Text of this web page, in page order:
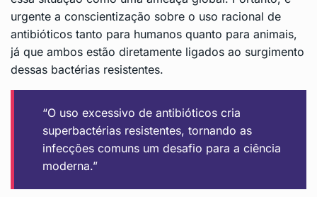
urgente a conscientização sobre o uso racional de
antibióticos tanto para humanos quanto para animais,
já que ambos estão diretamente ligados ao surgimento
dessas bactérias resistentes.
“O uso excessivo de antibióticos cria
superbactérias resistentes, tornando as
infecções comuns um desafio para a ciência
moderna.”